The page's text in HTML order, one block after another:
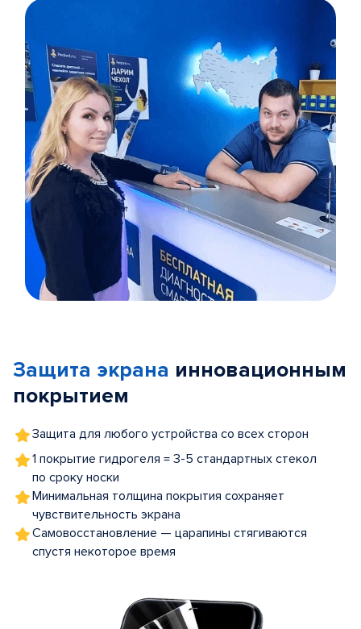
5
Защита экрана инновационным
покрытием
Защита для любого устройства со всех сторон
1 покрытие гидрогеля = 3-5 стандартных стекол
по сроку носки
Минимальная толщина покрытия сохраняет
чувствительность экрана
Самовосстановление — царапины стягиваются
спустя некоторое время